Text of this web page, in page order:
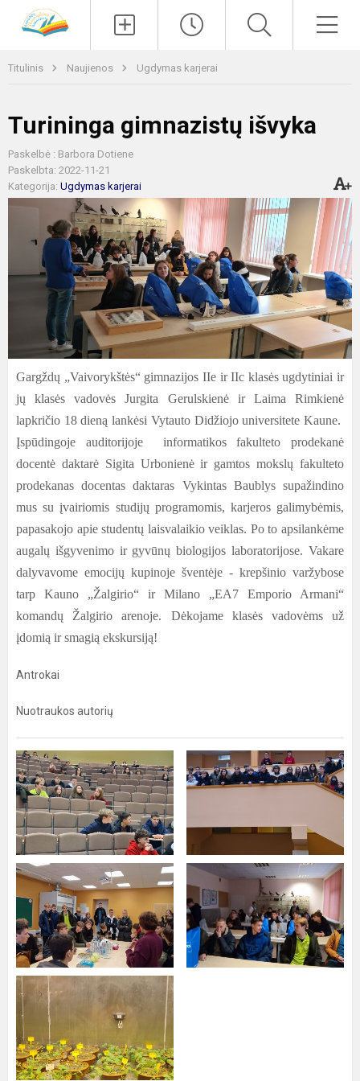
Titulinis Naujienos Ugdymas karjerai
Turininga gimnazistų išvyka
Paskelbė : Barbora Dotiene
Paskelbta: 2022-11-21
Kategorija: Ugdymas karjerai
Gargždų „Vaivorykštės“ gimnazijos IIe ir IIc klasės ugdytiniai ir
jų klasės vadovės Jurgita Gerulskienė ir Laima Rimkienė
lapkričio 18 dieną lankėsi Vytauto Didžiojo universitete Kaune.
Įspūdingoje auditorijoje informatikos fakulteto prodekanė
docentė daktarė Sigita Urbonienė ir gamtos mokslų fakulteto
prodekanas docentas daktaras Vykintas Baublys supažindino
mus su įvairiomis studijų programomis, karjeros galimybėmis,
papasakojo apie studentų laisvalaikio veiklas. Po to apsilankėme
augalų išgyvenimo ir gyvūnų biologijos laboratorijose. Vakare
dalyvavome emocijų kupinoje šventėje - krepšinio varžybose
tarp Kauno „Žalgirio“ ir Milano „EA7 Emporio Armani“
komandų Žalgirio arenoje. Dėkojame klasės vadovėms už
įdomią ir smagią ekskursiją!
Antrokai
Nuotraukos autorių